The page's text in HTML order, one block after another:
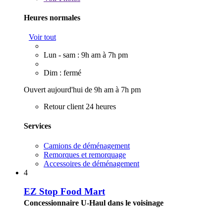
Heures normales
Voir tout
Lun - sam : 9h am à 7h pm
Dim : fermé
Ouvert aujourd'hui de 9h am à 7h pm
Retour client 24 heures
Services
Camions de déménagement
Remorques et remorquage
Accessoires de déménagement
4
EZ Stop Food Mart
Concessionnaire U-Haul dans le voisinage